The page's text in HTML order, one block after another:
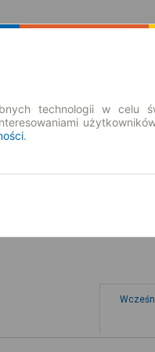
technologii w celu
.